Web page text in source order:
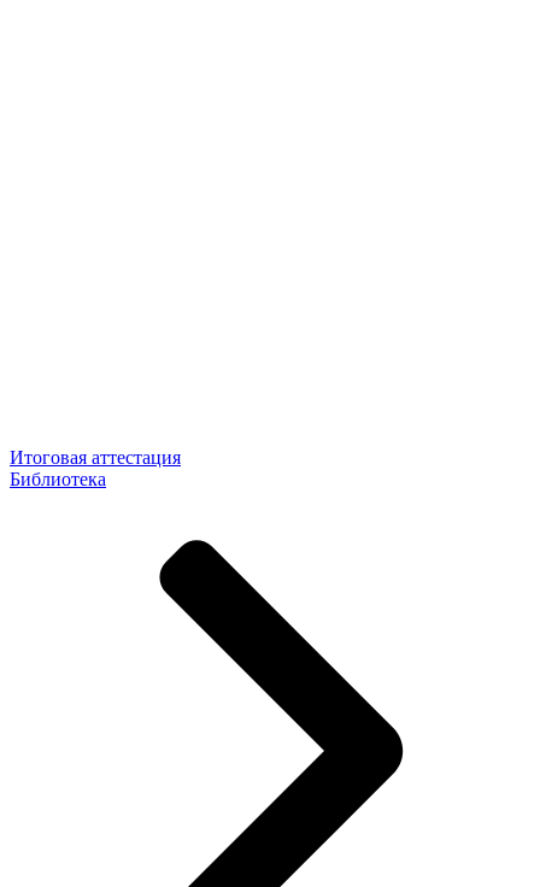
Итоговая аттестация
Библиотека